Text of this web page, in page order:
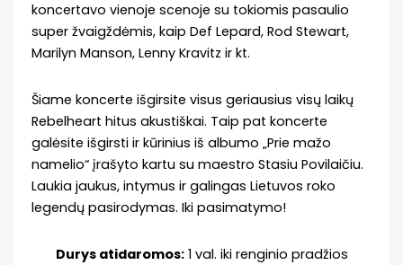
koncertavo vienoje scenoje su tokiomis pasaulio
super žvaigždėmis, kaip Def Lepard, Rod Stewart,
Marilyn Manson, Lenny Kravitz ir kt.
Šiame koncerte išgirsite visus geriausius visų laikų
Rebelheart hitus akustiškai. Taip pat koncerte
galėsite išgirsti ir kūrinius iš albumo „Prie mažo
namelio“ įrašyto kartu su maestro Stasiu Povilaičiu.
Laukia jaukus, intymus ir galingas Lietuvos roko
legendų pasirodymas. Iki pasimatymo!
Durys atidaromos:1 val. iki renginio pradžios